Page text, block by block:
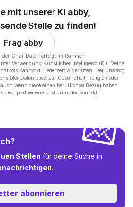
mit unserer KI abby,
Stelle zu finden!
Frag abby
der Chat-Daten erfolgt im Rahmen
Verwendung Künstlicher Intelligenz (KI). Deine
kannst du jederzeit widerrufen. Der Chatbot
Daten etwa zur Gesundheit, Religion oder
wenn diese einen beruflichen Bezug haben
erreichst du unter Kontakt
💌
Stellen für deine Suche in
abonnieren